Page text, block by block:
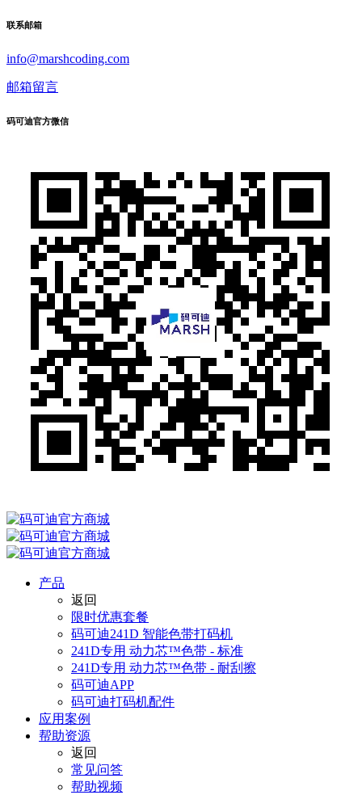
联系邮箱
info@marshcoding.com
邮箱留言
码可迪官方微信
产品
返回
限时优惠套餐
码可迪241D 智能色带打码机
241D专用 动力芯™色带 - 标准
241D专用 动力芯™色带 - 耐刮擦
码可迪APP
码可迪打码机配件
应用案例
帮助资源
返回
常见问答
帮助视频